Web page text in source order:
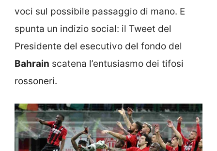
voci sul possibile passaggio di mano. E
spunta un indizio social: il Tweet del
Presidente del esecutivo del fondo del
Bahrain scatena l’entusiasmo dei tifosi
rossoneri.